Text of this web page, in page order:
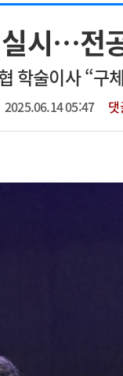
회사소개
전공의(레지던트1년차)
하반기 인턴 모집
의학과 임기제 임상의
시…전
학술이사 “구
2025.06.14 05:47 댓